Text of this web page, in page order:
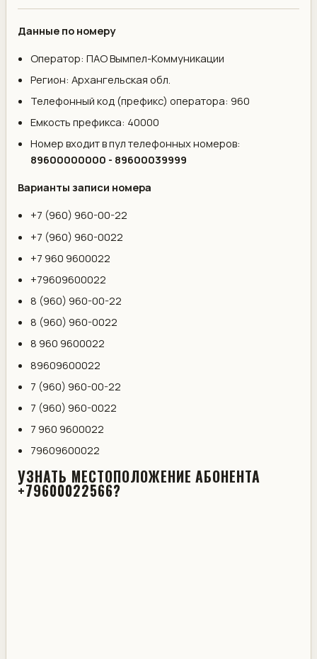
Данные по номеру
Оператор: ПАО Вымпел-Коммуникации
Регион: Архангельская обл.
Телефонный код (префикс) оператора: 960
Емкость префикса: 40000
Номер входит в пул телефонных номеров:
89600000000 - 89600039999
Варианты записи номера
+7 (960) 960-00-22
+7 (960) 960-0022
+7 960 9600022
+79609600022
8 (960) 960-00-22
8 (960) 960-0022
8 960 9600022
89609600022
7 (960) 960-00-22
7 (960) 960-0022
7 960 9600022
79609600022
УЗНАТЬ МЕСТОПОЛОЖЕНИЕ АБОНЕНТА
+79600022566?